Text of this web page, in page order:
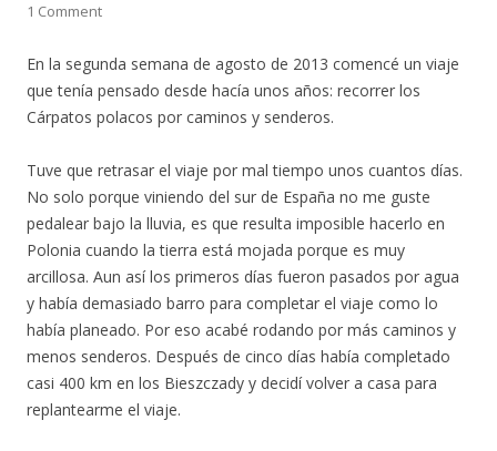
1 Comment
En la segunda semana de agosto de 2013 comencé un viaje
que tenía pensado desde hacía unos años: recorrer los
Cárpatos polacos por caminos y senderos.
Tuve que retrasar el viaje por mal tiempo unos cuantos días.
No solo porque viniendo del sur de España no me guste
pedalear bajo la lluvia, es que resulta imposible hacerlo en
Polonia cuando la tierra está mojada porque es muy
arcillosa. Aun así los primeros días fueron pasados por agua
y había demasiado barro para completar el viaje como lo
había planeado. Por eso acabé rodando por más caminos y
menos senderos. Después de cinco días había completado
casi 400 km en los Bieszczady y decidí volver a casa para
replantearme el viaje.